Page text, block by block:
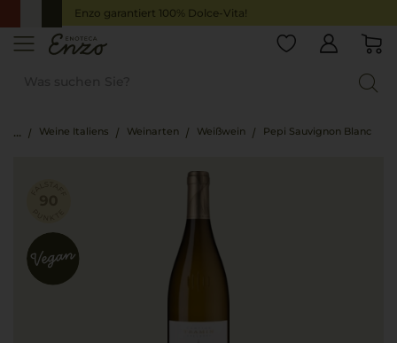
Enzo garantiert 100% Dolce-Vita!
Weine Italiens Weinarten Weißwein Pepi Sauvignon Blanc